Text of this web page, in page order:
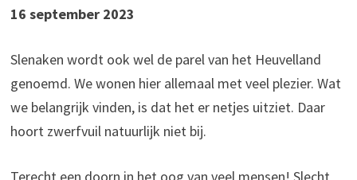
16 september 2023
Slenaken wordt ook wel de parel van het Heuvelland
genoemd. We wonen hier allemaal met veel plezier. Wat
we belangrijk vinden, is dat het er netjes uitziet. Daar
hoort zwerfvuil natuurlijk niet bij.
Terecht een doorn in het oog van veel mensen! Slecht